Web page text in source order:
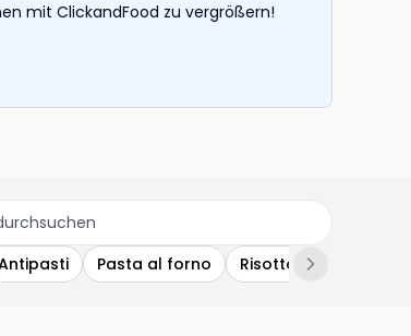
mit ClickandFood zu vergrößern!
Pasta al forno Risotto